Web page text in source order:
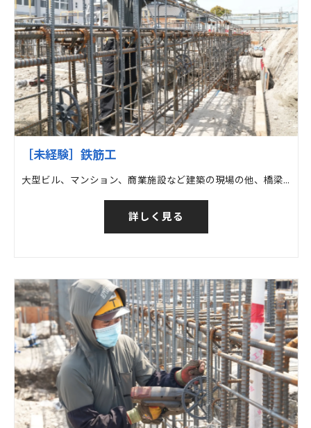
［未経験］鉄筋工
大型ビル、マンション、商業施設など建築の現場の他、橋梁など土木の現場での鉄筋工事
詳しく見る